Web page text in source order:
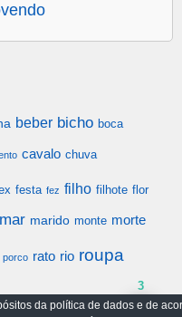
beber bicho boca
cavalo chuva
festa fez filho filhote flor
mar marido monte morte
porco rato rio roupa
da política de dados e de
3